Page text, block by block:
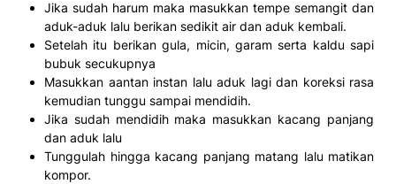
Jika sudah harum maka masukkan tempe semangit dan
aduk-aduk lalu berikan sedikit air dan aduk kembali.
Setelah itu berikan gula, micin, garam serta kaldu sapi
bubuk secukupnya
Masukkan aantan instan lalu aduk lagi dan koreksi rasa
kemudian tunggu sampai mendidih.
Jika sudah mendidih maka masukkan kacang panjang
dan aduk lalu
Tunggulah hingga kacang panjang matang lalu matikan
kompor.